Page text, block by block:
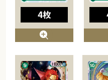
4枚